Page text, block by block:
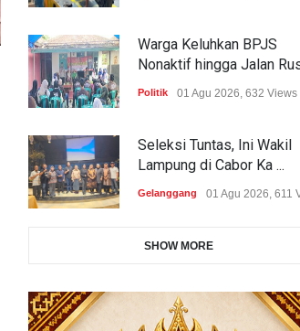
Warga Keluhkan BPJS
Nonaktif hingga Jalan
Politik 01 Agu 2026, 632 Views
Seleksi Tuntas, Ini Wakil
Lampung di Cabor Ka ...
Gelanggang 01 Agu 2026, 611
SHOW MORE